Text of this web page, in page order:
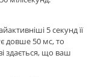
5 секунд її
довше 50 мс, то
здається, що ваш